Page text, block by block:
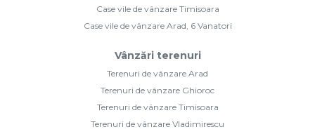
Case vile de vânzare Timisoara
Case vile de vânzare Arad, 6 Vanatori
Vânzări terenuri
Terenuri de vânzare Arad
Terenuri de vânzare Ghioroc
Terenuri de vânzare Timisoara
Terenuri de vânzare Vladimirescu